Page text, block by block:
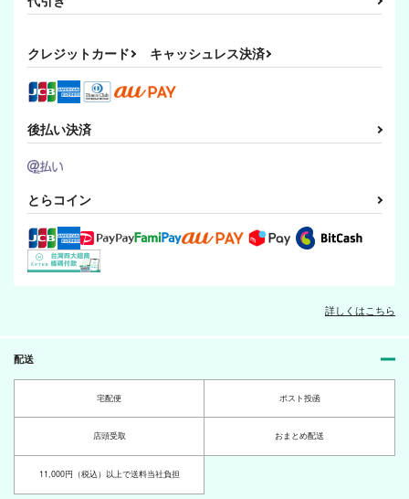
クレジットカード キャッシュレス決済
後払い決済
とらコイン
詳しくはこちら
配送
宅配便 ポスト投函
店頭受取 おまとめ配送
11,000円（税込）以上で送料当社負担